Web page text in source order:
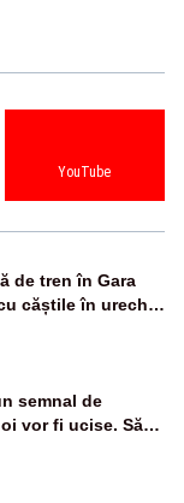
YouTube
de tren în Gara
căștile în urechi
semnal de
vor fi ucise. Să
fi despăgubiți”